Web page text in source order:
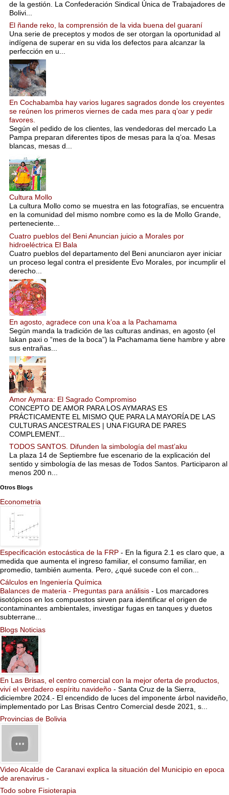
de la gestión. La Confederación Sindical Única de Trabajadores de
Bolivi...
El ñande reko, la comprensión de la vida buena del guaraní
Una serie de preceptos y modos de ser otorgan la oportunidad al
indígena de superar en su vida los defectos para alcanzar la
perfección en u...
En Cochabamba hay varios lugares sagrados donde los creyentes
se reúnen los primeros viernes de cada mes para q’oar y pedir
favores.
Según el pedido de los clientes, las vendedoras del mercado La
Pampa preparan diferentes tipos de mesas para la q’oa. Mesas
blancas, mesas d...
Cultura Mollo
La cultura Mollo como se muestra en las fotografías, se encuentra
en la comunidad del mismo nombre como es la de Mollo Grande,
perteneciente...
Cuatro pueblos del Beni Anuncian juicio a Morales por
hidroeléctrica El Bala
Cuatro pueblos del departamento del Beni anunciaron ayer iniciar
un proceso legal contra el presidente Evo Morales, por incumplir el
derecho...
En agosto, agradece con una k’oa a la Pachamama
Según manda la tradición de las culturas andinas, en agosto (el
lakan paxi o “mes de la boca”) la Pachamama tiene hambre y abre
sus entrañas...
Amor Aymara: El Sagrado Compromiso
CONCEPTO DE AMOR PARA LOS AYMARAS ES
PRÁCTICAMENTE EL MISMO QUE PARA LA MAYORÍA DE LAS
CULTURAS ANCESTRALES | UNA FIGURA DE PARES
COMPLEMENT...
TODOS SANTOS. Difunden la simbología del mast’aku
La plaza 14 de Septiembre fue escenario de la explicación del
sentido y simbología de las mesas de Todos Santos. Participaron al
menos 200 n...
Otros Blogs
Econometria
Especificación estocástica de la FRP - En la figura 2.1 es claro que, a
medida que aumenta el ingreso familiar, el consumo familiar, en
promedio, también aumenta. Pero, ¿qué sucede con el con...
Cálculos en Ingeniería Química
Balances de materia - Preguntas para análisis - Los marcadores
isotópicos en los compuestos sirven para identificar el origen de
contaminantes ambientales, investigar fugas en tanques y duetos
subterrane...
Blogs Noticias
En Las Brisas, el centro comercial con la mejor oferta de productos,
viví el verdadero espíritu navideño - Santa Cruz de la Sierra,
diciembre 2024.- El encendido de luces del imponente árbol navideño,
implementado por Las Brisas Centro Comercial desde 2021, s...
Provincias de Bolivia
Video Alcalde de Caranavi explica la situación del Municipio en epoca
de arenavirus -
Todo sobre Fisioterapia